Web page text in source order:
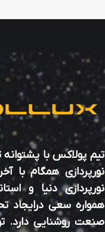
نورپردازی همگام با
نورپردازی دنیا و
همواره سعی درایجاد
صنعت روشنایی دارد.